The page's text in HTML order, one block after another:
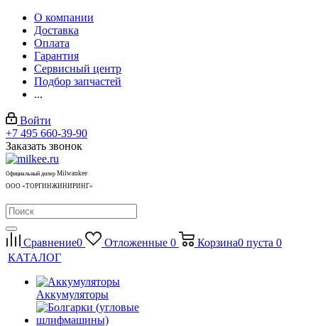
О компании
Доставка
Оплата
Гарантия
Сервисный центр
Подбор запчастей
...
Войти
+7 495 660-39-90
Заказать звонок
Официальный дилер Milwaukee
ООО «ТОРГИНЖИНИРИНГ»
Сравнение0 Отложенные 0 Корзина0 пуста 0
КАТАЛОГ
Аккумуляторы